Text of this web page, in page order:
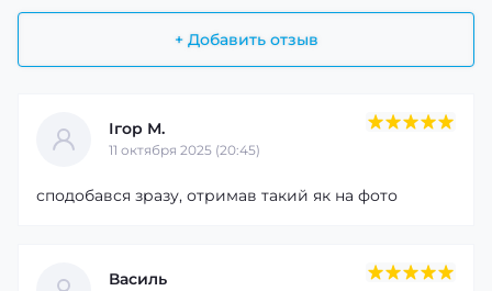
+ Добавить отзыв
Ігор М.
11 октября 2025 (20:45)
сподобався зразу, отримав такий як на фото
Василь